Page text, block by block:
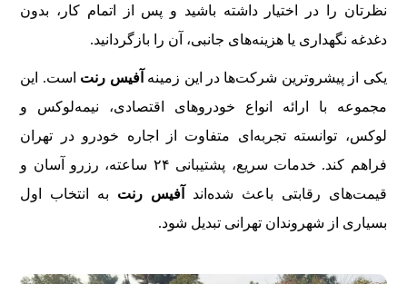
نظرتان را در اختیار داشته باشید و پس از اتمام کار، بدون
دغدغه نگهداری یا هزینه‌های جانبی، آن را بازگردانید.
یکی از پیشروترین شرکت‌ها در این زمینه آفیس رنت است. این
مجموعه با ارائه انواع خودروهای اقتصادی، نیمه‌لوکس و
لوکس، توانسته تجربه‌ای متفاوت از اجاره خودرو در تهران
فراهم کند. خدمات سریع، پشتیبانی ۲۴ ساعته، رزرو آسان و
قیمت‌های رقابتی باعث شده‌اند
آفیس رنت به انتخاب اول
بسیاری از شهروندان تهرانی تبدیل شود.